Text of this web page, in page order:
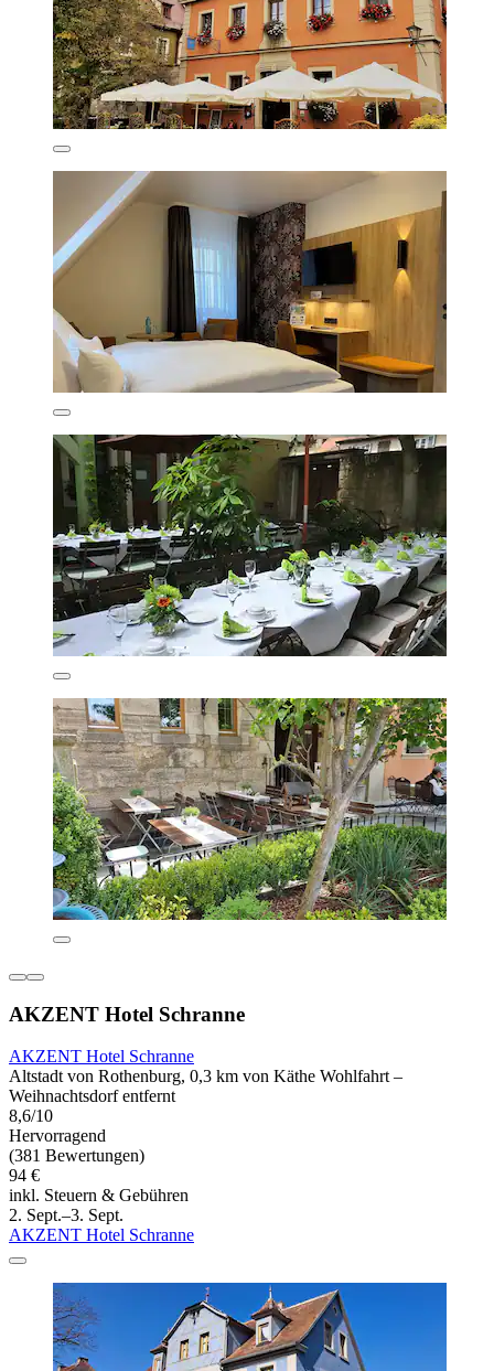
AKZENT Hotel Schranne
AKZENT Hotel Schranne
Altstadt von Rothenburg, 0,3 km von Käthe Wohlfahrt –
Weihnachtsdorf entfernt
8,6/10
Hervorragend
(381 Bewertungen)
94 €
inkl. Steuern & Gebühren
2. Sept.–3. Sept.
AKZENT Hotel Schranne